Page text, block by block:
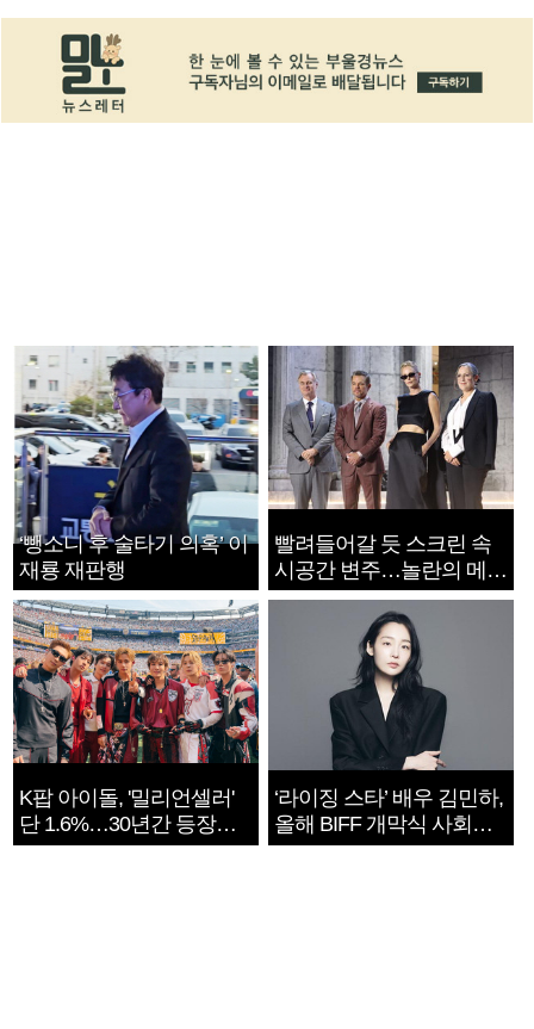
‘뺑소니 후 술타기 의혹’ 이
재룡 재판행
빨려들어갈 듯 스크린 속
시공간 변주…놀란의 메시
지는 ‘전쟁 속죄’
K팝 아이돌, '밀리언셀러'
단 1.6%…30년간 등장
1182개팀 전수조사
‘라이징 스타’ 배우 김민하,
올해 BIFF 개막식 사회자
확정